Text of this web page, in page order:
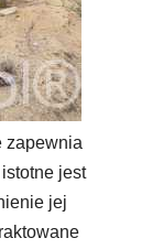
zapewnia
jest
jej